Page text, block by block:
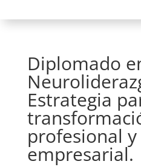
Diplomado
Estrategia
profesional y
empresarial.